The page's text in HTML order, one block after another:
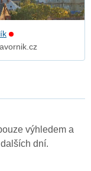
výhledem a
dní.